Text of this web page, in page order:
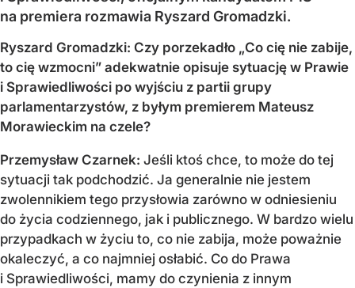
na premiera rozmawia Ryszard Gromadzki.
Ryszard Gromadzki: Czy porzekadło „Co cię nie zabije,
to cię wzmocni” adekwatnie opisuje sytuację w Prawie
i Sprawiedliwości po wyjściu z partii grupy
parlamentarzystów, z byłym premierem Mateusz
Morawieckim na czele?
Przemysław Czarnek: Jeśli ktoś chce, to może do tej
sytuacji tak podchodzić. Ja generalnie nie jestem
zwolennikiem tego przysłowia zarówno w odniesieniu
do życia codziennego, jak i publicznego. W bardzo wielu
przypadkach w życiu to, co nie zabija, może poważnie
okaleczyć, a co najmniej osłabić. Co do Prawa
i Sprawiedliwości, mamy do czynienia z innym